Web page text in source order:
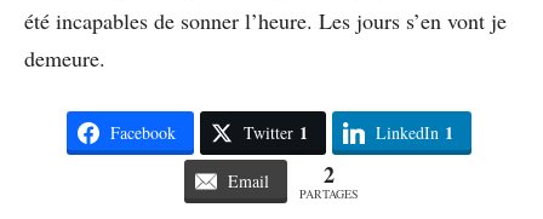
été incapables de sonner l’heure. Les jours s’en vont je
demeure.
Facebook Twitter 1 LinkedIn 1
Email 2
PARTAGES